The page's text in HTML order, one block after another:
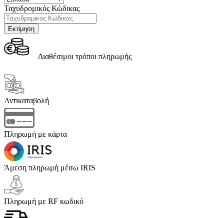
Ταχυδρομικός Κώδικας
Διαθέσιμοι τρόποι πληρωμής
Αντικαταβολή
Πληρωμή με κάρτα
Άμεση πληρωμή μέσω IRIS
Πληρωμή με RF κωδικό